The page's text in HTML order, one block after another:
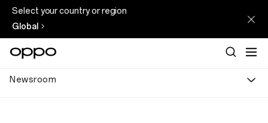
Select your country or region
Global
Newsroom